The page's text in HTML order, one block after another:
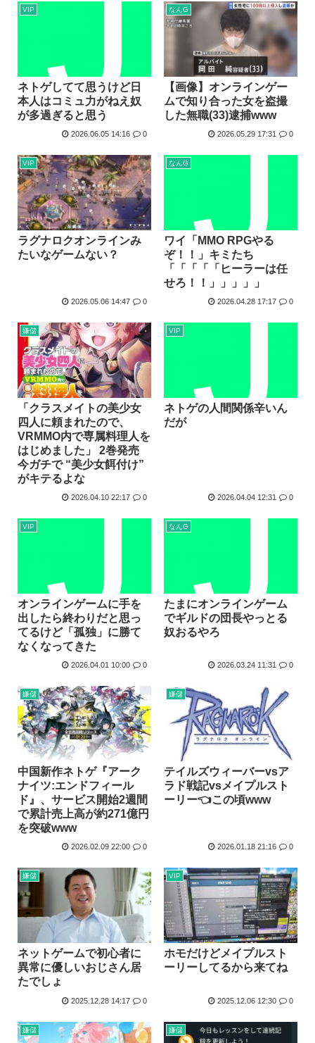
VIP
ネトゲしてて思うけど日
本人はコミュ力がねえ奴
が多過ぎると思う
2026.06.05 14:16 0
なんG
【画像】オンラインゲー
ムで知り合った女を盗撮
した無職(33)逮捕www
2026.05.29 17:31 0
VIP
ラグナロクオンラインみ
たいなゲームない？
2026.05.06 14:47 0
なんG
ワイ「MMO RPGやる
ぞ！！」キミたち
「「「「「ヒーラーは任
せろ！！」」」」」
2026.04.28 17:17 0
嫌儲
「クラスメイトの美少女
四人に頼まれたので、
VRMMO内で専属料理人を
はじめました」 2巻発売
今ガチで “美少女餌付け”
がキテるよな
2026.04.10 22:17 0
VIP
ネトゲの人間関係辛いん
だが
2026.04.04 12:31 0
VIP
オンラインゲームに手を
出したら終わりだと思っ
てるけど「孤独」に勝て
なくなってきた
2026.04.01 10:00 0
なんG
たまにオンラインゲーム
でギルドの団長やっとる
奴おるやろ
2026.03.24 11:31 0
嫌儲
中国新作ネトゲ『アーク
ナイツ:エンドフィール
ド』、サービス開始2週間
で累計売上高が約271億円
を突破www
2026.02.09 22:00 0
嫌儲
テイルズウィーバーvsア
ラド戦記vsメイプルスト
ーリー👈この頃www
2026.01.18 21:16 0
嫌儲
ネットゲームで初心者に
異常に優しいおじさん居
たでしょ
2025.12.28 14:17 0
VIP
ホモだけどメイプルスト
ーリーしてるから来てね
2025.12.06 12:30 0
嫌儲 嫌儲